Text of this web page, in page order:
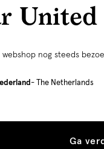
United
nog steeds
- The Netherlands
Ga